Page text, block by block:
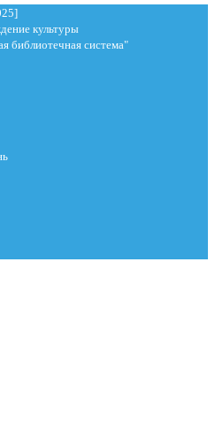
культуры
библиотечная система"